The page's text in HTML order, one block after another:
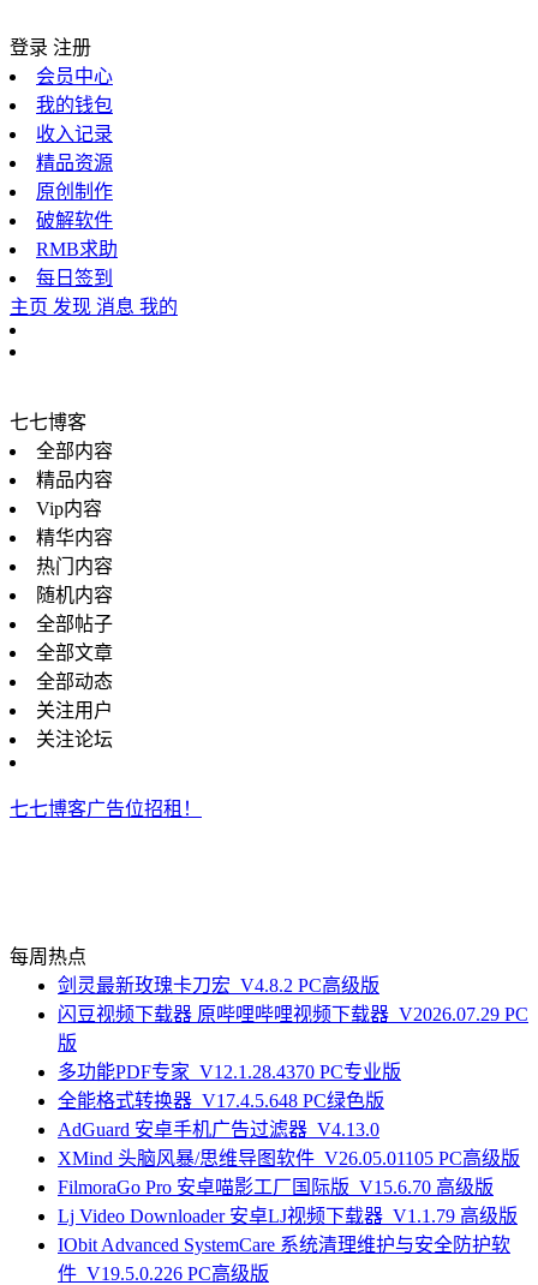
登录 注册
会员中心
我的钱包
收入记录
精品资源
原创制作
破解软件
RMB求助
每日签到
主页 发现 消息 我的
七七博客
全部内容
精品内容
Vip内容
精华内容
热门内容
随机内容
全部帖子
全部文章
全部动态
关注用户
关注论坛
七七博客广告位招租！
每周热点
剑灵最新玫瑰卡刀宏_V4.8.2 PC高级版
闪豆视频下载器 原哔哩哔哩视频下载器_V2026.07.29 PC
版
多功能PDF专家_V12.1.28.4370 PC专业版
全能格式转换器_V17.4.5.648 PC绿色版
AdGuard 安卓手机广告过滤器_V4.13.0
XMind 头脑风暴/思维导图软件_V26.05.01105 PC高级版
FilmoraGo Pro 安卓喵影工厂国际版_V15.6.70 高级版
Lj Video Downloader 安卓LJ视频下载器_V1.1.79 高级版
IObit Advanced SystemCare 系统清理维护与安全防护软
件_V19.5.0.226 PC高级版